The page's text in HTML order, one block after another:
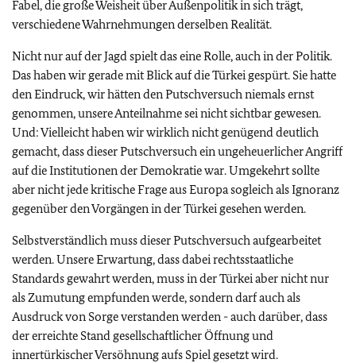
Fabel, die große Weisheit über Außenpolitik in sich trägt,
verschiedene Wahrnehmungen derselben Realität.
Nicht nur auf der Jagd spielt das eine Rolle, auch in der Politik.
Das haben wir gerade mit Blick auf die Türkei gespürt. Sie hatte
den Eindruck, wir hätten den Putschversuch niemals ernst
genommen, unsere Anteilnahme sei nicht sichtbar gewesen.
Und: Vielleicht haben wir wirklich nicht genügend deutlich
gemacht, dass dieser Putschversuch ein ungeheuerlicher Angriff
auf die Institutionen der Demokratie war. Umgekehrt sollte
aber nicht jede kritische Frage aus Europa sogleich als Ignoranz
gegenüber den Vorgängen in der Türkei gesehen werden.
Selbstverständlich muss dieser Putschversuch aufgearbeitet
werden. Unsere Erwartung, dass dabei rechtsstaatliche
Standards gewahrt werden, muss in der Türkei aber nicht nur
als Zumutung empfunden werde, sondern darf auch als
Ausdruck von Sorge verstanden werden - auch darüber, dass
der erreichte Stand gesellschaftlicher Öffnung und
innertürkischer Versöhnung aufs Spiel gesetzt wird.